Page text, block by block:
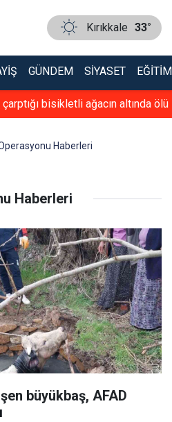
Kırıkkale 33°
GÜNDEM SIYASET EĞITIM
bisikletli ağacın altında ölü
Haberleri
Haberleri
büyükbaş, AFAD